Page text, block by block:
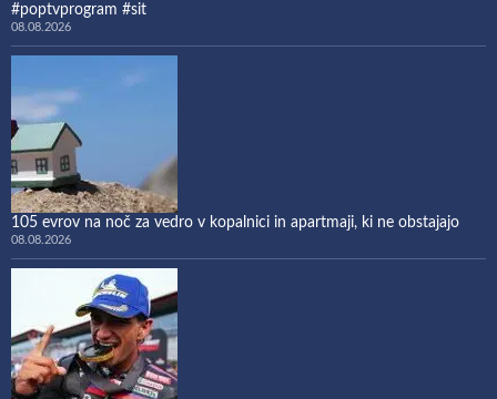
#poptvprogram #sit
08.08.2026
105 evrov na noč za vedro v kopalnici in apartmaji, ki ne obstajajo
08.08.2026